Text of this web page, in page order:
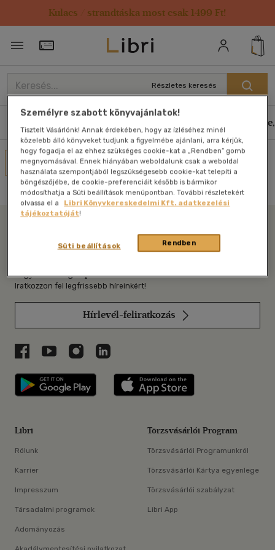
Kulacs / strandtáska most csak 1499 Ft!
Törzsvásárlói Kártya adatai
Részletes keresés
Művei
Nincs találat
Libri
Legyen mindig képben az irodalommal!
Iratkozzon fel legfrissebb híreinkért!
Hírlevél-feliratkozás
Libri a Facebookon
Libri a Youtube-on
Libri az Instagramon
Libri a LinkedInen
Libri applikáció Szerezd meg: Google
Libri
Rólunk
Karrier
Impresszum
Társadalmi programok
Adományozás
Törzsvásárlói Program
Törzsvásárlói Programunkról
Törzsvásárlói Kártya egyenlege
Törzsvásárlói szabályzat
Libri App
Személyre szabott könyvajánlatok!
Tisztelt Vásárlónk! Annak érdekében, hogy az ízléséhez minél
közelebb álló könyveket tudjunk a figyelmébe ajánlani, arra kérjük,
hogy fogadja el az ehhez szükséges cookie-kat a „Rendben” gomb
megnyomásával. Ennek hiányában weboldalunk csak a weboldal
használata szempontjából legszükségesebb cookie-kat telepíti a
böngészőjébe, de cookie-preferenciáit később is bármikor
módosíthatja a Süti beállítások menüpontban. További részletekért
olvassa el a
Libri Könyvkereskedelmi Kft. adatkezelési
tájékoztatóját!
Rendben
Süti beállítások